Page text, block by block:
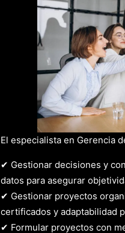
El especialista en Gerencia
✔ Gestionar decisiones y
datos para asegurar
✔ Gestionar proyectos
certificados y adaptabilidad
✔ Formular proyectos con